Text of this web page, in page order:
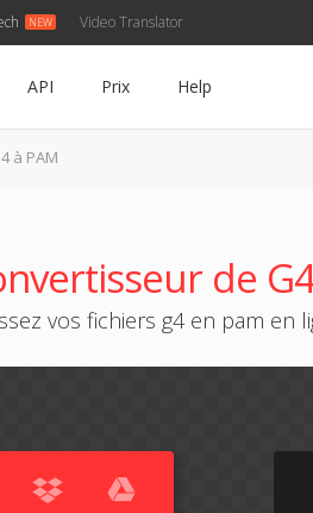
Video Translator
API Prix Help
à PAM
de
vos fichiers g4 en pam en